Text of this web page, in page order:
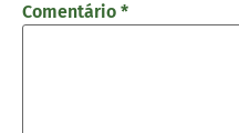
Comentário *